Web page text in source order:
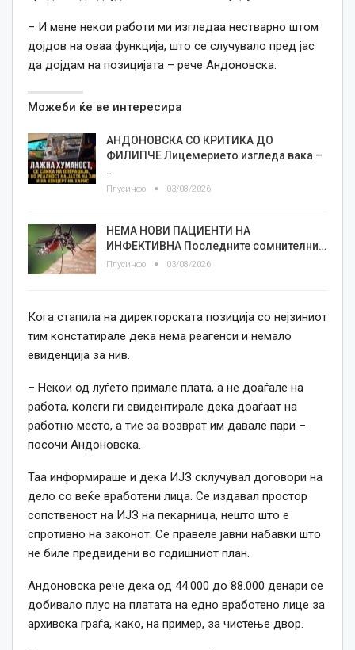
– И мене некои работи ми изгледаа нестварно штом
дојдов на оваа функција, што се случувало пред јас
да дојдам на позицијата – рече Андоновска.
Можеби ќе ве интересира
АНДОНОВСКА СО КРИТИКА ДО
ФИЛИПЧЕ Лицемерието изгледа вака –
…
Плусинфо 03/08/2026
НЕМА НОВИ ПАЦИЕНТИ НА
ИНФЕКТИВНА Последните сомнителни…
Плусинфо 03/08/2026
Кога стапила на директорската позиција со нејзиниот
тим констатирале дека нема реагенси и немало
евиденција за нив.
– Некои од луѓето примале плата, а не доаѓале на
работа, колеги ги евидентирале дека доаѓаат на
работно место, а тие за возврат им давале пари –
посочи Андоновска.
Таа информираше и дека ИЈЗ склучувал договори на
дело со веќе вработени лица. Се издавал простор
сопственост на ИЈЗ на пекарница, нешто што е
спротивно на законот. Се правеле јавни набавки што
не биле предвидени во годишниот план.
Андоновска рече дека од 44.000 до 88.000 денари се
добивало плус на платата на едно вработено лице за
архивска граѓа, како, на пример, за чистење двор.